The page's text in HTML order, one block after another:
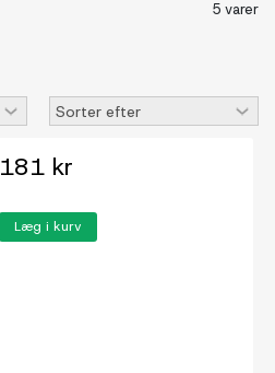
5 varer
181 kr
Læg i kurv